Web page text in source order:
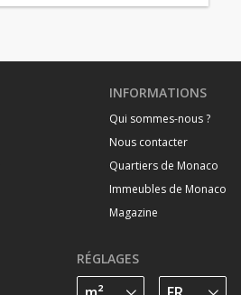
INFORMATIONS
Qui sommes-nous ?
Nous contacter
Quartiers de Monaco
Immeubles de Monaco
Magazine
RÉGLAGES